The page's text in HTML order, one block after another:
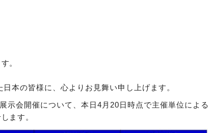
。
本の皆様に、心よりお見舞い申し上げます。
示会開催について、本日4月20日時点で主催単位による
ます。